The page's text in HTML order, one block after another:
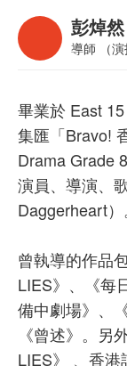
彭焯然
導師 （演
畢業於 East
集匯「Bravo!
Drama Grade
演員、導演、
Daggerheart）
曾執導的作品
LIES》、《每
備中劇場》、
《曾述》。另
LIES》 、香